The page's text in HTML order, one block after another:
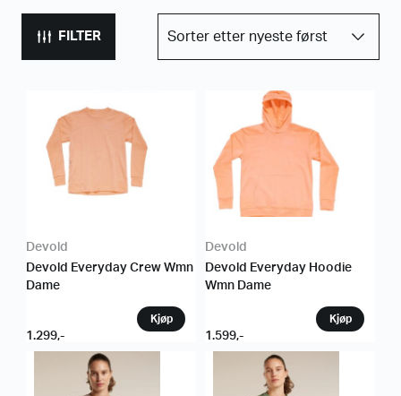
FILTER
Devold
Devold Everyday Crew Wmn
Dame
1.299,-
Devold
Devold Everyday Hoodie
Wmn Dame
1.599,-